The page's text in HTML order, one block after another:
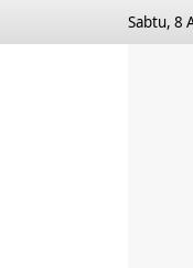
Sabtu, 8